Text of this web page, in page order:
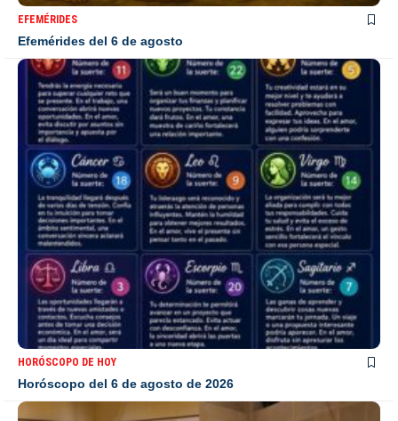
EFEMÉRIDES
Efemérides del 6 de agosto
HORÓSCOPO DE HOY
Horóscopo del 6 de agosto de 2026